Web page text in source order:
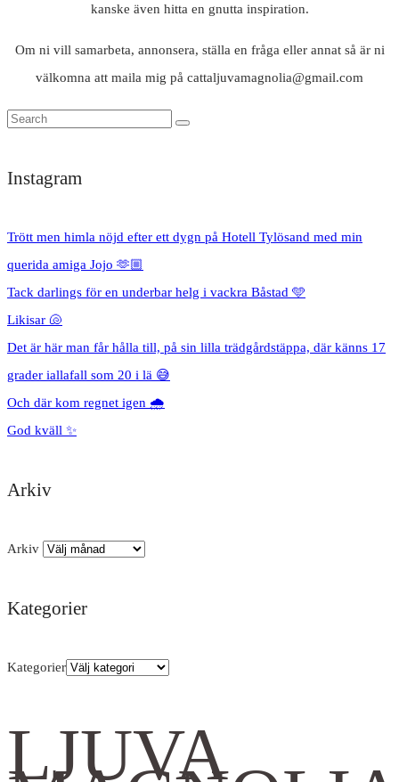
kanske även hitta en gnutta inspiration.
Om ni vill samarbeta, annonsera, ställa en fråga eller annat så är ni
välkomna att maila mig på cattaljuvamagnolia@gmail.com
Instagram
Trött men himla nöjd efter ett dygn på Hotell Tylösand med min
querida amiga Jojo 🫶🏼
Tack darlings för en underbar helg i vackra Båstad 🩵
Likisar 🐚
Det är här man får hålla till, på sin lilla trädgårdstäppa, där känns 17
grader iallafall som 20 i lä 😅
Och där kom regnet igen 🌧️
God kväll ✨
Arkiv
Arkiv
Kategorier
Kategorier
LJUVA